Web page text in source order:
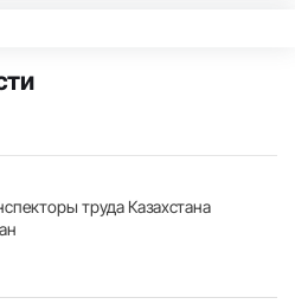
труда Казахстана